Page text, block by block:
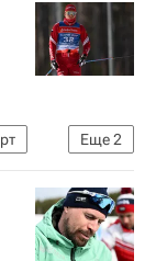
Еще2